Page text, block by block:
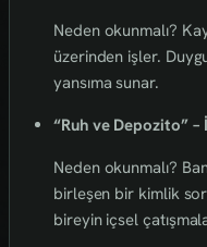
Neden okunmalı?
üzerinden işler.
yansıma sunar.
“Ruh ve Depozito” –
Neden okunmalı?
birleşen bir kimlik
bireyin içsel